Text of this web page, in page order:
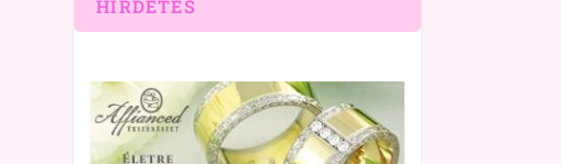
HIRDETÉS